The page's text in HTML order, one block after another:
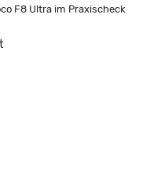
F8 Ultra im Praxischeck